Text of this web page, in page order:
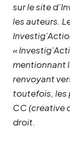
sur le site
les auteurs.
«
mentionnant
renvoyant
toutefois, les
CC (creative
droit.